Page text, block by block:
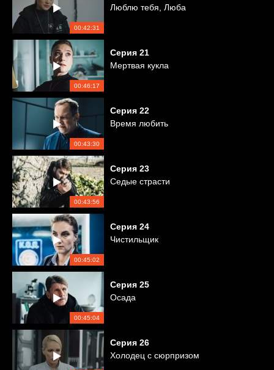
00:42:31
Люблю тебя, Люба
00:46:17
Серия 21
Мертвая кукла
00:43:30
Серия 22
Время любить
00:43:56
Серия 23
Седые страсти
00:45:02
Серия 24
Чистильщик
00:45:04
Серия 25
Осада
Серия 26
Холодец с сюрпризом